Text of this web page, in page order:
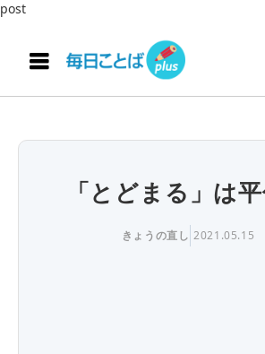
post
「とどまる」は
きょうの直し 2021.05.15